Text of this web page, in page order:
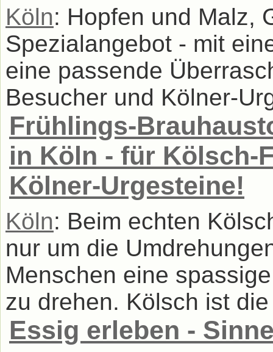
Köln: Hopfen und Malz,
Spezialangebot - mit
eine passende
Besucher und Kölner-
Frühlings-
in Köln - für Kölsch-
Kölner-Urgesteine!
Köln: Beim echten
nur um die
Menschen eine
zu drehen. Kölsch ist
Essig erleben -